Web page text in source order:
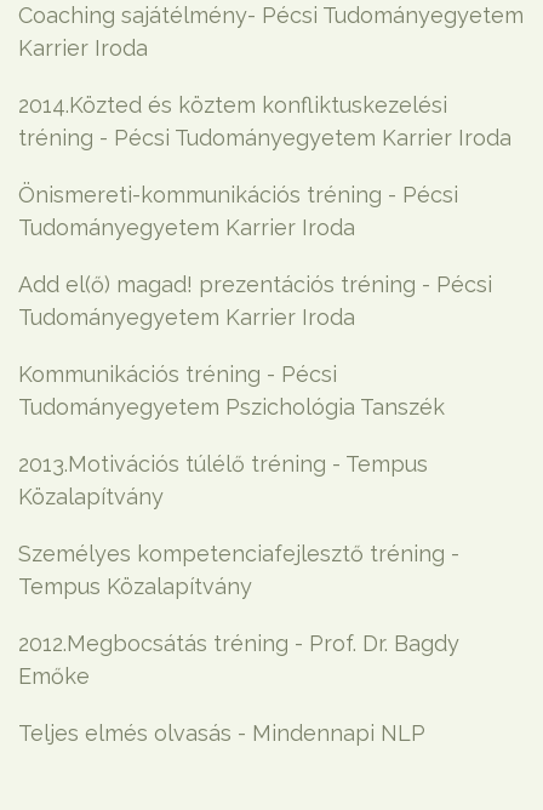
Coaching sajátélmény- Pécsi Tudományegyetem
Karrier Iroda
2014.Közted és köztem konfliktuskezelési
tréning - Pécsi Tudományegyetem Karrier Iroda
Önismereti-kommunikációs tréning - Pécsi
Tudományegyetem Karrier Iroda
Add el(ő) magad! prezentációs tréning - Pécsi
Tudományegyetem Karrier Iroda
Kommunikációs tréning - Pécsi
Tudományegyetem Pszichológia Tanszék
2013.Motivációs túlélő tréning - Tempus
Közalapítvány
Személyes kompetenciafejlesztő tréning -
Tempus Közalapítvány
2012.Megbocsátás tréning - Prof. Dr. Bagdy
Emőke
Teljes elmés olvasás - Mindennapi NLP